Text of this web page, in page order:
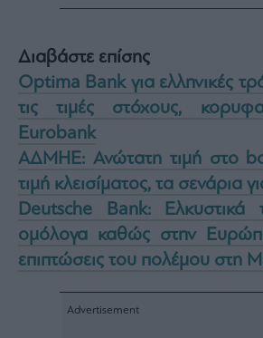
Διαβάστε επίσης
Optima Bank για ελληνικές
τις τιμές στόχους,
Eurobank
ΑΔΜΗΕ: Ανώτατη τιμή στο
τιμή κλεισίματος, τα σενάρια
Deutsche Bank: Ελκυστικά
ομόλογα καθώς στην
επιπτώσεις του πολέμου στη